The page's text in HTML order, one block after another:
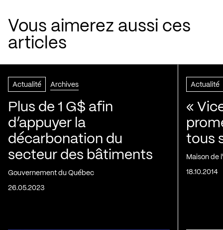
Vous aimerez aussi ces
articles
Actualité Archives
Plus de 1 G$ afin
d’appuyer la
décarbonation du
secteur des bâtiments
Gouvernement du Québec
26.05.2023
Actualité
«
tous
Maison de
18.10.2014